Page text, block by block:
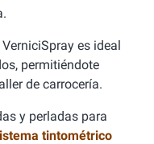
es ideal
permitiéndote
de carrocería.
y perladas para
tintométrico